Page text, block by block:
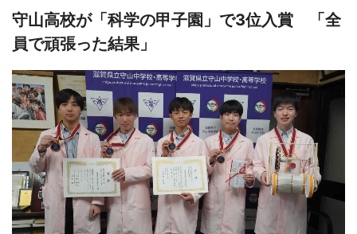
守山高校が「科学の甲子園」で3位入賞 「全
員で頑張った結果」